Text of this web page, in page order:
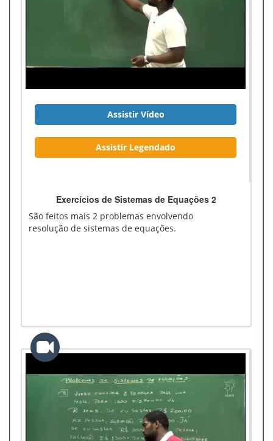
Assistir Vídeo
Assistir Legendado
Exercícios de Sistemas de Equações 2
São feitos mais 2 problemas envolvendo
resolução de sistemas de equações.